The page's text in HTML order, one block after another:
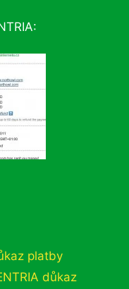
platby
důkaz